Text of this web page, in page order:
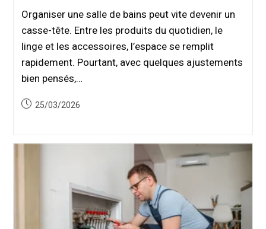
Organiser une salle de bains peut vite devenir un
casse-tête. Entre les produits du quotidien, le
linge et les accessoires, l’espace se remplit
rapidement. Pourtant, avec quelques ajustements
bien pensés,…
Publication
25/03/2026